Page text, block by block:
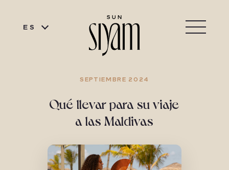
ES
SEPTIEMBRE 2024
Qué llevar para su viaje
a las Maldivas